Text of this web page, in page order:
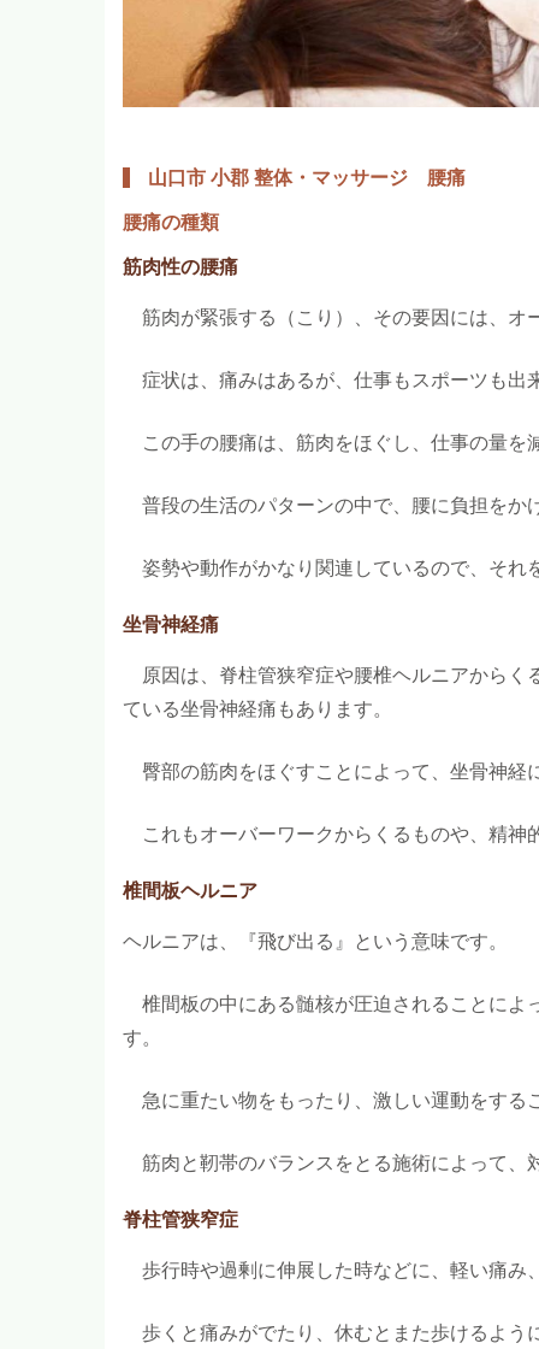
山口市 小郡 整体・マッサージ 腰痛
腰痛の種類
筋肉性の腰痛
筋肉が緊張する（こり）、その要因には、オ
症状は、痛みはあるが、仕事もスポーツも出
この手の腰痛は、筋肉をほぐし、仕事の量を
普段の生活のパターンの中で、腰に負担をか
姿勢や動作がかなり関連しているので、それ
坐骨神経痛
原因は、脊柱管狭窄症や腰椎ヘルニアからく
ている坐骨神経痛もあります。
臀部の筋肉をほぐすことによって、坐骨神経
これもオーバーワークからくるものや、精神
椎間板ヘルニア
ヘルニアは、『飛び出る』という意味です。
椎間板の中にある髄核が圧迫されることによ
す。
急に重たい物をもったり、激しい運動をする
筋肉と靭帯のバランスをとる施術によって、
脊柱管狭窄症
歩行時や過剰に伸展した時などに、軽い痛み
歩くと痛みがでたり、休むとまた歩けるよう